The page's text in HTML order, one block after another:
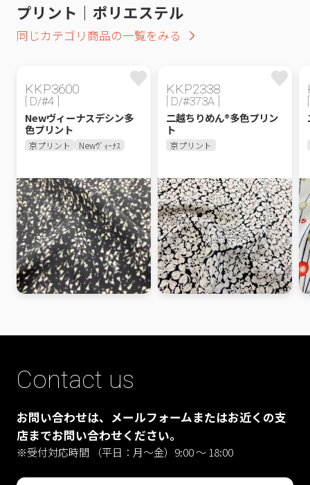
プリント｜ポリエステル
同じカテゴリ商品の一覧をみる
KKP3600
[ D/#4 ]
Newヴィーナスデシン多
色プリント
京プリント Newｳﾞｨｰﾅｽ
KKP2338
[ D/#373A ]
二越ちりめん®多色プリン
ト
京プリント
Contact us
お問い合わせは、メールフォームまたはお近くの支
店までお問い合わせください。
※受付対応時間 （平日：月〜金）9:00 ～ 18:00